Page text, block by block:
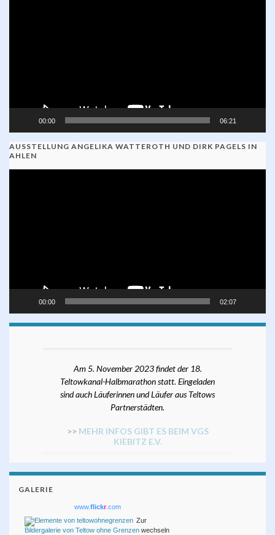
00:00 06:21
AUSSTELLUNG ANGELIKA WATTEROTH UND DIRK PAGELS IN
AHLEN
00:00 02:07
Am 5. November 2023 findet der 18.
Teltowkanal-Halbmarathon statt. Eingeladen
sind auch Läuferinnen und Läufer aus Teltows
Partnerstädten.
>> MEHR INFOS GIBT ES BEIM VGS
KIEBITZ E.V.
GALERIE
www.flickr.com
Zur
Bildergalerie von Teltow ohne Grenzen wechseln